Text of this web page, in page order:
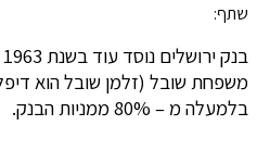
שתף:
בלמעלה מ – 80% ממניות הבנק.